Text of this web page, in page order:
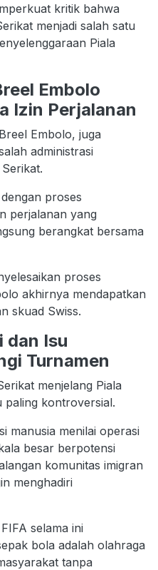
kritik bahwa
menjadi salah satu
Piala
Embolo
Izin Perjalanan
Embolo, juga
administrasi
proses
perjalanan yang
berangkat bersama
proses
akhirnya mendapatkan
skuad Swiss.
dan Isu
Turnamen
menjelang Piala
paling kontroversial.
manusia menilai operasi
besar berpotensi
komunitas imigran
menghadiri
selama ini
bola adalah olahraga
tanpa